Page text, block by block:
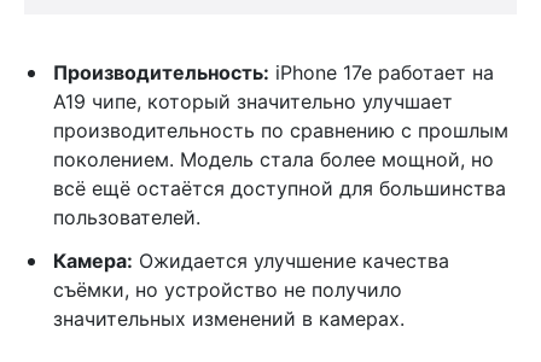
Производительность: iPhone 17e работает на
A19 чипе, который значительно улучшает
производительность по сравнению с прошлым
поколением. Модель стала более мощной, но
всё ещё остаётся доступной для большинства
пользователей.
Камера: Ожидается улучшение качества
съёмки, но устройство не получило
значительных изменений в камерах.